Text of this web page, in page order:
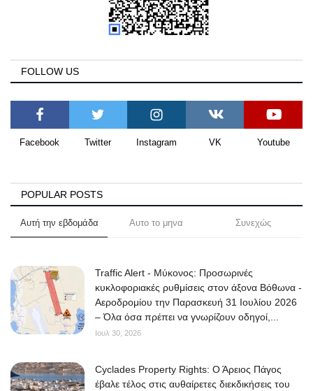
Health
Sustainability
In Pictures
Aegean Islands
Cost Of Living Crisis
Opinion + Analysis
L’Art des Sens
FOLLOW US
Facebook Twitter Instagram VK Youtube
POPULAR POSTS
Αυτή την εβδομάδα Αυτο το μηνα Συνεχώς
Traffic Alert - Μύκονος: Προσωρινές
κυκλοφοριακές ρυθμίσεις στον άξονα Βόθωνα -
Αεροδρομίου την Παρασκευή 31 Ιουλίου 2026
– Όλα όσα πρέπει να γνωρίζουν οδηγοί,...
Ιουλ 30, 2026
Cyclades Property Rights: Ο Άρειος Πάγος
έβαλε τέλος στις αυθαίρετες διεκδικήσεις του